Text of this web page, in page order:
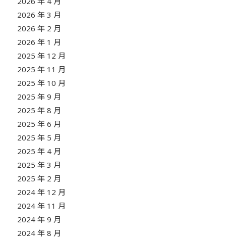
2026 年 3 月
2026 年 2 月
2026 年 1 月
2025 年 12 月
2025 年 11 月
2025 年 10 月
2025 年 9 月
2025 年 8 月
2025 年 6 月
2025 年 5 月
2025 年 4 月
2025 年 3 月
2025 年 2 月
2024 年 12 月
2024 年 11 月
2024 年 9 月
2024 年 8 月